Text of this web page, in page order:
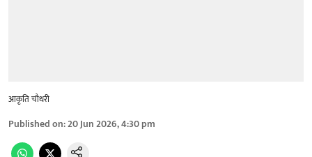
आकृति चौधरी
Published on:20 Jun 2026, 4:30 pm